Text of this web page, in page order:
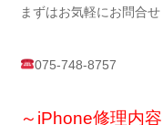
まずはお気軽にお問合
075-748-8757
～iPhone修理内